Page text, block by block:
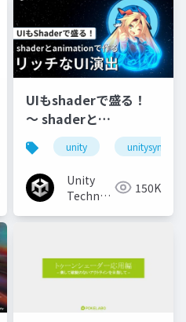
UIもshaderで盛る！
〜 shaderと
animationで作るリッ
チなUI演出
unity unitysync
Unity
Technologies150K